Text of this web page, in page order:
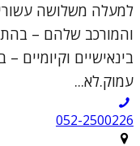
למעלה משלושה
והמורכב שלהם –
בינאישיים וקיומיים –
עמוק.לא...
052-2500226